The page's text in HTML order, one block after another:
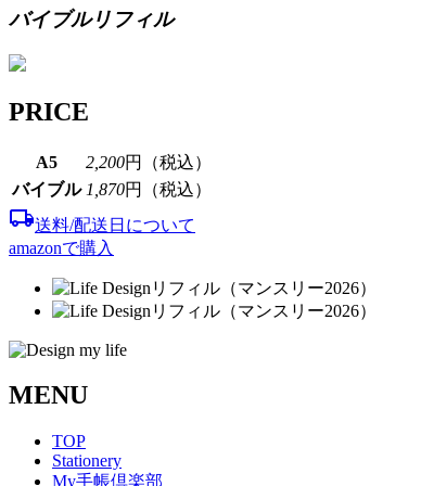
バイブルリフィル
PRICE
A5 2,200円（税込）
バイブル 1,870円（税込）
local_shipping送料/配送日について
amazonで購入
MENU
TOP
Stationery
My手帳倶楽部